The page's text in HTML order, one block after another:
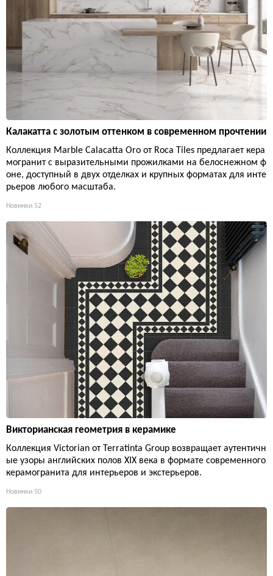
Калакатта с золотым оттенком в современном прочтении
Коллекция Marble Calacatta Oro от Roca Tiles предлагает кера
могранит с выразительными прожилками на белоснежном ф
оне, доступный в двух отделках и крупных форматах для инте
рьеров любого масштаба.
Новинки 52
Викторианская геометрия в керамике
Коллекция Victorian от Terratinta Group возвращает аутентичн
ые узоры английских полов XIX века в формате современного
керамогранита для интерьеров и экстерьеров.
Новинки 50